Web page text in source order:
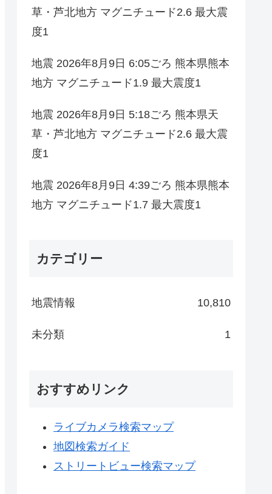
草・芦北地方 マグニチュード2.6 最大震
度1
地震 2026年8月9日 6:05ごろ 熊本県熊本
地方 マグニチュード1.9 最大震度1
地震 2026年8月9日 5:18ごろ 熊本県天
草・芦北地方 マグニチュード2.6 最大震
度1
地震 2026年8月9日 4:39ごろ 熊本県熊本
地方 マグニチュード1.7 最大震度1
カテゴリー
地震情報 10,810
未分類 1
おすすめリンク
ライブカメラ検索マップ
地図検索ガイド
ストリートビュー検索マップ